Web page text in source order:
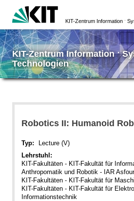
KIT-Zentrum Information ˑ
Technologien
Robotics II: Humanoid
Typ:
Lecture (V)
Lehrstuhl:
KIT-Fakultäten - KIT-Fakultät für
Anthropomatik und Robotik - IAR Asfour
KIT-Fakultäten - KIT-Fakultät für
KIT-Fakultäten - KIT-Fakultät für
Informationstechnik